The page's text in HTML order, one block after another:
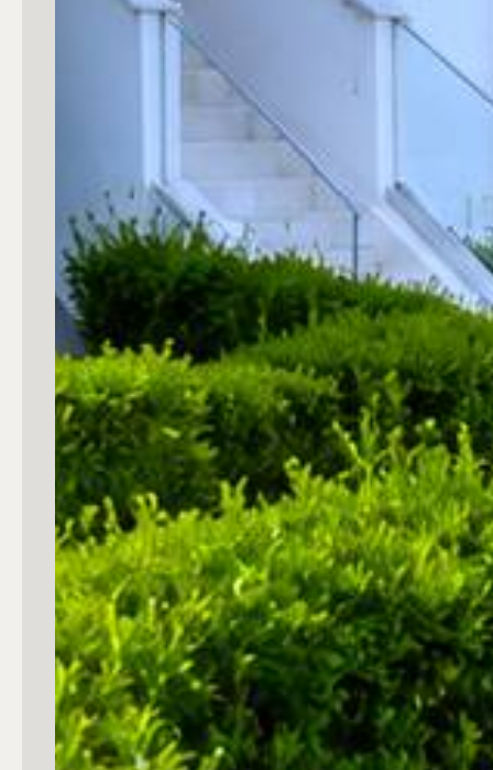
4
5
5+
Camere
Qualsiasi
2